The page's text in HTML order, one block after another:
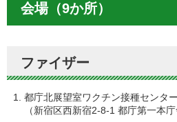
会場（9か所）
ファイザー
都庁北展望室ワクチン接種センター
（新宿区西新宿2-8-1 都庁第一本庁